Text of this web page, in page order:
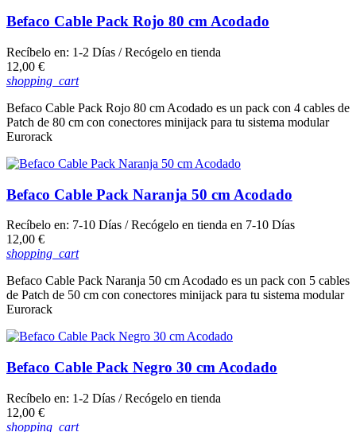
Befaco Cable Pack Rojo 80 cm Acodado
Recíbelo en: 1-2 Días / Recógelo en tienda
Precio
12,00 €
shopping_cart
Befaco Cable Pack Rojo 80 cm Acodado es un pack con 4 cables de
Patch de 80 cm con conectores minijack para tu sistema modular
Eurorack
Befaco Cable Pack Naranja 50 cm Acodado
Recíbelo en: 7-10 Días / Recógelo en tienda en 7-10 Días
Precio
12,00 €
shopping_cart
Befaco Cable Pack Naranja 50 cm Acodado es un pack con 5 cables
de Patch de 50 cm con conectores minijack para tu sistema modular
Eurorack
Befaco Cable Pack Negro 30 cm Acodado
Recíbelo en: 1-2 Días / Recógelo en tienda
Precio
12,00 €
shopping_cart